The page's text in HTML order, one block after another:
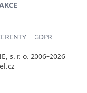
AKCE
GDPR
s. r. o. 2006–2026